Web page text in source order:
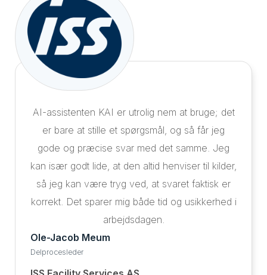
AI-assistenten KAI er utrolig nem at bruge; det
er bare at stille et spørgsmål, og så får jeg
gode og præcise svar med det samme. Jeg
kan især godt lide, at den altid henviser til kilder,
så jeg kan være tryg ved, at svaret faktisk er
korrekt. Det sparer mig både tid og usikkerhed i
arbejdsdagen.
Ole-Jacob Meum
Delprocesleder